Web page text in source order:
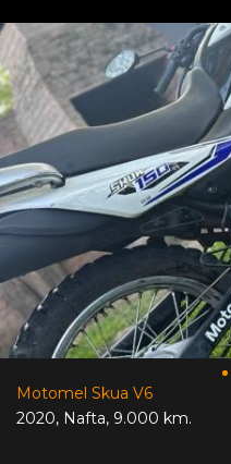
Motomel Skua V6
2020, Nafta, 9.000 km.